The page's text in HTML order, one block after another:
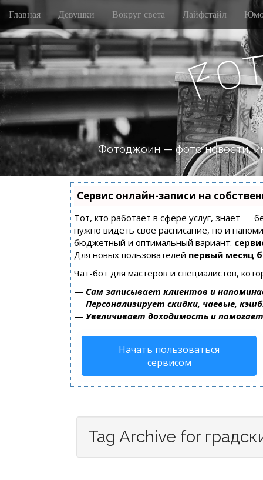
M
i
n
m
e
n
u
S
i
p
t
o
c
o
n
t
e
Главная Девушки Вокруг света Лайфстайл
Fo
Фотоджоин — фото новости,
Сервис онлайн-записи на
Тот, кто работает в сфере услуг, знает —
нужно видеть свое расписание, но и
бюджетный и оптимальный вариант:
Для новых пользователей первый месяц
Чат-бот для мастеров и специалистов,
— Сам записывает клиентов и
— Персонализирует скидки, чаевые,
— Увеличивает доходимость и
Начать пользоваться
сервисом
Tag Archive for